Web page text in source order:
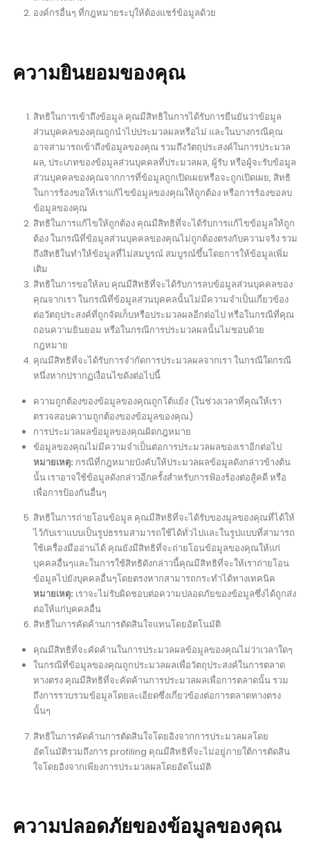
องค์กรอื่นๆ ที่กฎหมายระบุให้ต้องแชร์ข้อมูลด้วย
ความยินยอมของคุณ
สิทธิในการเข้าถึงข้อมูล คุณมีสิทธิในการได้รับการยืนยันว่าข้อมูล
ส่วนบุคคลของคุณถูกนำไปประมวลผลหรือไม่ และในบางกรณีคุณ
อาจสามารถเข้าถึงข้อมูลของคุณ รวมถึงวัตถุประสงค์ในการประมวล
ผล, ประเภทของข้อมูลส่วนบุคคลที่ประมวลผล, ผู้รับ หรือผู้จะรับข้อมูล
ส่วนบุคคลของคุณจากการที่ข้อมูลถูกเปิดเผยหรือจะถูกเปิดเผย, สิทธิ
ในการร้องขอให้เราแก้ไขข้อมูลของคุณให้ถูกต้อง หรือการร้องขอลบ
ข้อมูลของคุณ
สิทธิในการแก้ไขให้ถูกต้อง คุณมีสิทธิที่จะได้รับการแก้ไขข้อมูลให้ถูก
ต้อง ในกรณีที่ข้อมูลส่วนบุคคลของคุณไม่ถูกต้องตรงกับความจริง รวม
ถึงสิทธิในทำให้ข้อมูลที่ไม่สมบูรณ์ สมบูรณ์ขึ้นโดยการให้ข้อมูลเพิ่ม
เติม
สิทธิในการขอให้ลบ คุณมีสิทธิที่จะได้รับการลบข้อมูลส่วนบุคคลของ
คุณจากเรา ในกรณีที่ข้อมูลส่วนบุคคลนั้นไม่มีความจำเป็นเกี่ยวข้อง
ต่อวัตถุประสงค์ที่ถูกจัดเก็บหรือประมวลผลอีกต่อไป หรือในกรณีที่คุณ
ถอนความยินยอม หรือในกรณีการประมวลผลนั้นไม่ชอบด้วย
กฎหมาย
คุณมีสิทธิที่จะได้รับการจำกัดการประมวลผลจากเรา ในกรณีใดกรณี
หนึ่งหากปรากฏเงื่อนไขดังต่อไปนี้
ความถูกต้องของข้อมูลของคุณถูกโต้แย้ง (ในช่วงเวลาที่คุณให้เรา
ตรวจสอบความถูกต้องของข้อมูลของคุณ)
การประมวลผลข้อมูลของคุณผิดกฎหมาย
ข้อมูลของคุณไม่มีความจำเป็นต่อการประมวลผลของเราอีกต่อไป
หมายเหตุ: กรณีที่กฎหมายบังคับให้ประมวลผลข้อมูลดังกล่าวข้างต้น
นั้น เราอาจใช้ข้อมูลดังกล่าวอีกครั้งสำหรับการฟ้องร้องต่อสู้คดี หรือ
เพื่อการป้องกันอื่นๆ
สิทธิในการถ่ายโอนข้อมูล คุณมีสิทธิที่จะได้รับของมูลของคุณที่ได้ให้
ไว้กับเราแบบเป็นรูปธรรมสามารถใช้ได้ทั่วไปและในรูปแบบที่สามารถ
ใช้เครื่องมืออ่านได้ คุณยังมีสิทธิที่จะถ่ายโอนข้อมูลของคุณให้แก่
บุคคลอื่นๆและในการใช้สิทธิดังกล่าวนี้คุณมีสิทธิที่จะให้เราถ่ายโอน
ข้อมูลไปยังบุคคลอื่นๆโดยตรงหากสามารถกระทำได้ทางเทคนิค
หมายเหตุ: เราจะไม่รับผิดชอบต่อความปลอดภัยของข้อมูลซึ่งได้ถูกส่ง
ต่อให้แก่บุคคลอื่น
สิทธิในการคัดค้านการตัดสินใจแทนโดยอัตโนมัติ
คุณมีสิทธิที่จะคัดค้านในการประมวลผลข้อมูลของคุณไม่ว่าเวลาใดๆ
ในกรณีที่ข้อมูลของคุณถูกประมวลผลเพื่อวัตถุประสงค์ในการตลาด
ทางตรง คุณมีสิทธิที่จะคัดค้านการประมวลผลเพื่อการตลาดนั้น รวม
ถึงการรวบรวมข้อมูลโดยละเอียดซึ่งเกี่ยวข้องต่อการตลาดทางตรง
นั้นๆ
สิทธิในการคัดค้านการตัดสินใจโดยอิงจากการประมวลผลโดย
อัตโนมัติรวมถึงการ profiling คุณมีสิทธิที่จะไม่อยู่ภายใต้การตัดสิน
ใจโดยอิงจากเพียงการประมวลผลโดยอัตโนมัติ
ความปลอดภัยของข้อมูลของคุณ